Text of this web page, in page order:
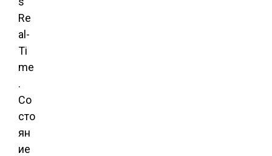
Re
al-
Ti
me
.
Со
сто
ян
ие